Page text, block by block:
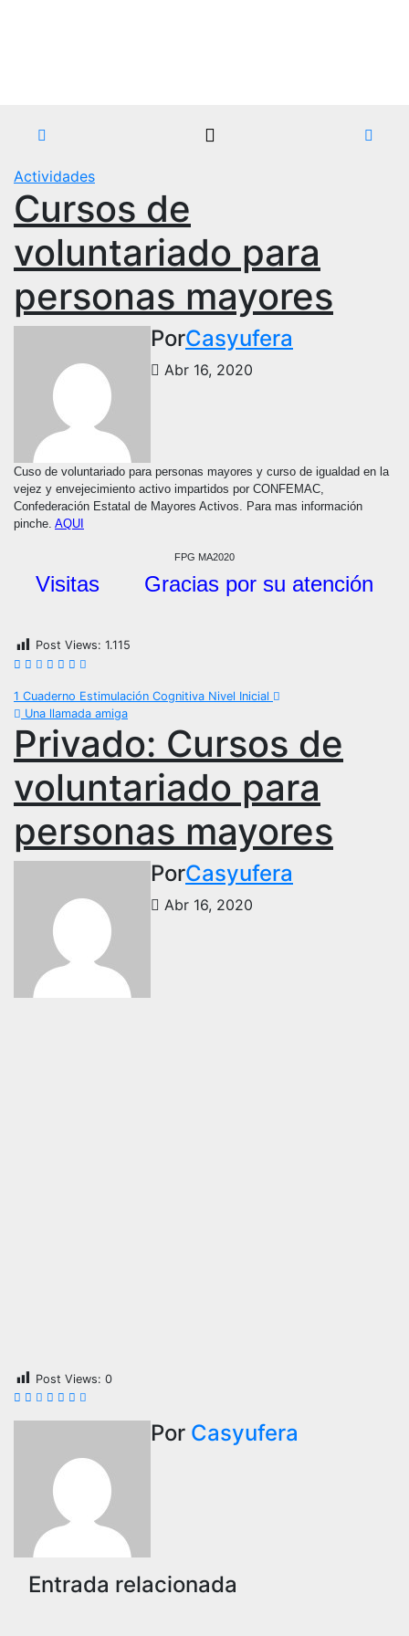
Actividades
Cursos de
voluntariado para
personas mayores
PorCasyufera
Abr 16, 2020
Cuso de voluntariado para personas mayores y curso de igualdad en la
vejez y envejecimiento activo impartidos por CONFEMAC,
Confederación Estatal de Mayores Activos. Para mas información
pinche. AQUI
FPG MA2020
Visitas Gracias por su atención
Post Views: 1.115
Navegación
de
entradas
1 Cuaderno Estimulación Cognitiva Nivel Inicial
Una llamada amiga
Privado: Cursos de
voluntariado para
personas mayores
PorCasyufera
Abr 16, 2020
Post Views: 0
Por Casyufera
Entrada relacionada